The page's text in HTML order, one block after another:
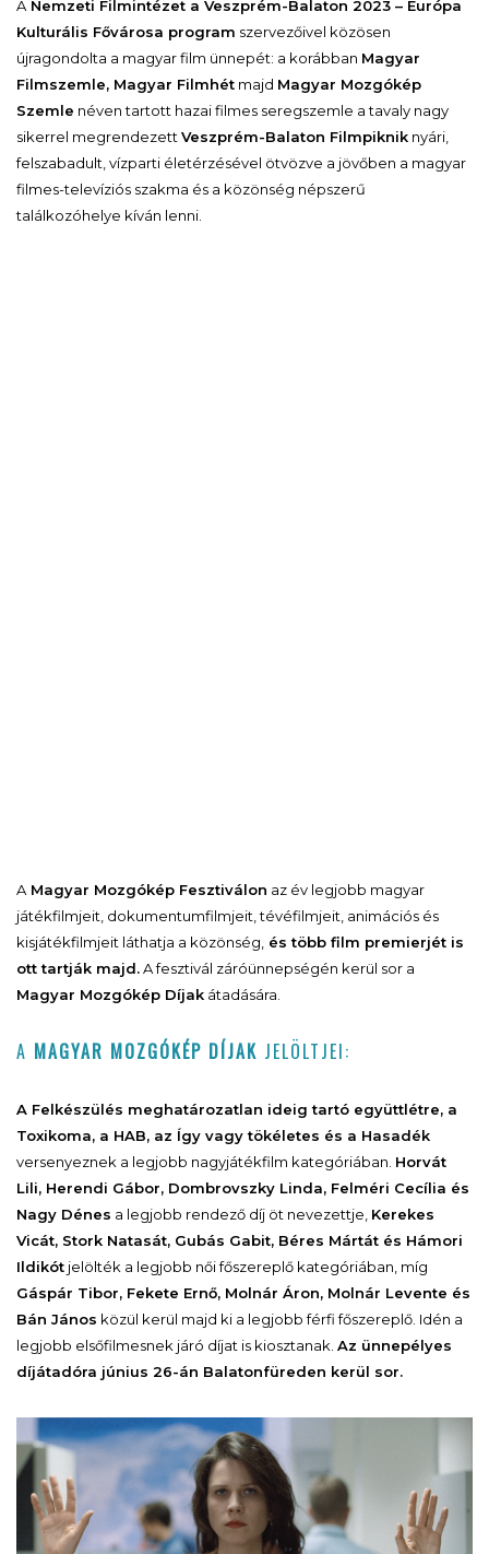
A Nemzeti Filmintézet a Veszprém-Balaton 2023 – Európa
Kulturális Fővárosa program szervezőivel közösen
újragondolta a magyar film ünnepét: a korábban Magyar
Filmszemle, Magyar Filmhét majd Magyar Mozgókép
Szemle néven tartott hazai filmes seregszemle a tavaly nagy
sikerrel megrendezett Veszprém-Balaton Filmpiknik nyári,
felszabadult, vízparti életérzésével ötvözve a jövőben a magyar
filmes-televíziós szakma és a közönség népszerű
találkozóhelye kíván lenni.
A Magyar Mozgókép Fesztiválon az év legjobb magyar
játékfilmjeit, dokumentumfilmjeit, tévéfilmjeit, animációs és
kisjátékfilmjeit láthatja a közönség, és több film premierjét is
ott tartják majd.A fesztivál záróünnepségén kerül sor a
Magyar Mozgókép Díjak átadására.
A MAGYAR MOZGÓKÉP DÍJAK JELÖLTJEI:
A Felkészülés meghatározatlan ideig tartó együttlétre, a
Toxikoma, a HAB, az Így vagy tökéletes és a Hasadék
versenyeznek a legjobb nagyjátékfilm kategóriában. Horvát
Lili, Herendi Gábor, Dombrovszky Linda, Felméri Cecília és
Nagy Dénes a legjobb rendező díj öt nevezettje, Kerekes
Vicát, Stork Natasát, Gubás Gabit, Béres Mártát és Hámori
Ildikót jelölték a legjobb női főszereplő kategóriában, míg
Gáspár Tibor, Fekete Ernő, Molnár Áron, Molnár Levente és
Bán János közül kerül majd ki a legjobb férfi főszereplő. Idén a
legjobb elsőfilmesnek járó díjat is kiosztanak. Az ünnepélyes
díjátadóra június 26-án Balatonfüreden kerül sor.